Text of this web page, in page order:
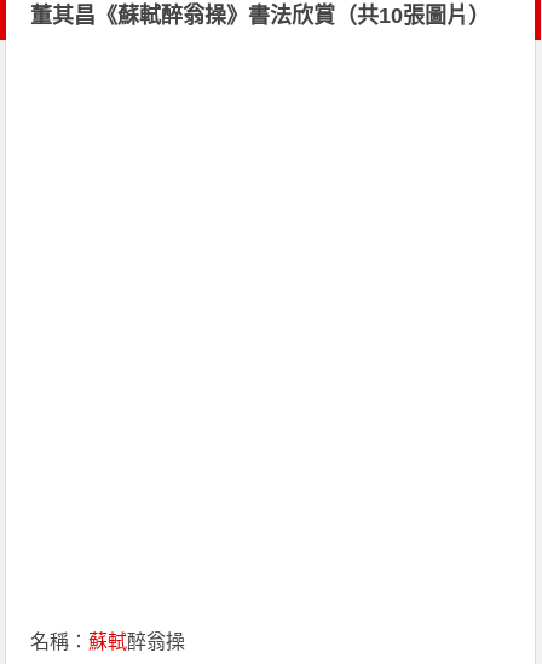
董其昌《蘇軾醉翁操》書法欣賞（共10張圖片）
名稱：蘇軾醉翁操